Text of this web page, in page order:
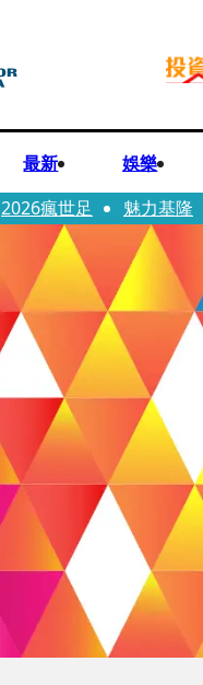
最新 娛樂
2026瘋世足
魅力基隆